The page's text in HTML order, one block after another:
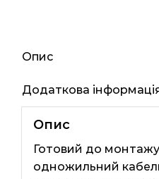
Опис
Додаткова
Опис
Готовий до
одножильний